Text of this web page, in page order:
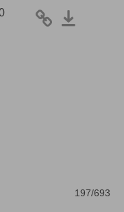
197/693